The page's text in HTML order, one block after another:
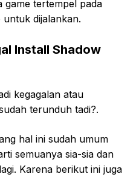
game tertempel pada
dijalankan.
Install Shadow
kegagalan atau
terunduh tadi?.
hal ini sudah umum
semuanya sia-sia dan
Karena berikut ini juga